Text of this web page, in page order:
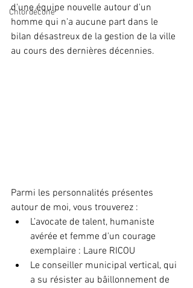
Chlordécone
d'une équipe nouvelle autour d'un
homme qui n'a aucune part dans le
bilan désastreux de la gestion de la ville
au cours des dernières décennies.
Parmi les personnalités présentes
autour de moi, vous trouverez :
L’avocate de talent, humaniste
avérée et femme d'un courage
exemplaire : Laure RICOU
Le conseiller municipal vertical, qui
a su résister au bâillonnement de